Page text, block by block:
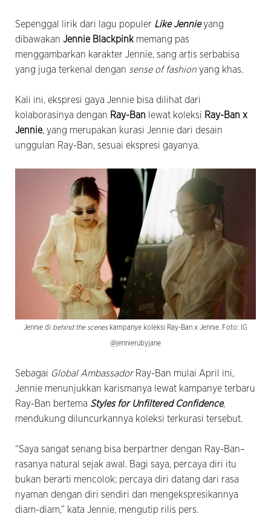
Sepenggal lirik dari lagu populer Like Jennieyang
dibawakan Jennie Blackpink memang pas
menggambarkan karakter Jennie, sang artis serbabisa
yang juga terkenal dengan sense of fashion yang khas.
Kali ini, ekspresi gaya Jennie bisa dilihat dari
kolaborasinya dengan Ray-Ban lewat koleksi Ray-Ban x
Jennie, yang merupakan kurasi Jennie dari desain
unggulan Ray-Ban, sesuai ekspresi gayanya.
Jennie di behind the sceneskampanye koleksi Ray-Ban x Jennie. Foto: IG
@jennierubyjane
Sebagai Global AmbassadorRay-Ban mulai April ini,
Jennie menunjukkan karismanya lewat kampanye terbaru
Ray-Ban bertema Styles for Unfiltered Confidence,
mendukung diluncurkannya koleksi terkurasi tersebut.
“Saya sangat senang bisa berpartner dengan Ray-Ban–
rasanya natural sejak awal. Bagi saya, percaya diri itu
bukan berarti mencolok; percaya diri datang dari rasa
nyaman dengan diri sendiri dan mengekspresikannya
diam-diam,” kata Jennie, mengutip rilis pers.